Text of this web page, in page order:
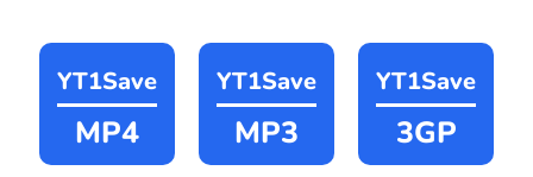
YT1Save
MP4
YT1Save
MP3
YT1Save
3GP